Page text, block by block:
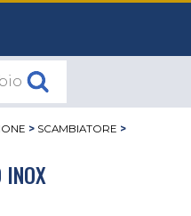
> SCAMBIATORE >
INOX